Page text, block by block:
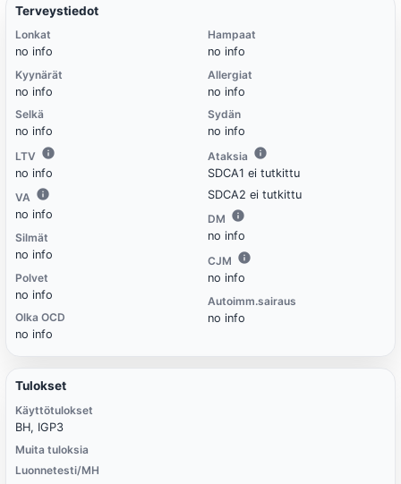
Terveystiedot
Lonkat
no info
Kyynärät
no info
Selkä
no info
LTV
no info
VA
no info
Silmät
no info
Polvet
no info
Olka OCD
no info
Hampaat
no info
Allergiat
no info
Sydän
no info
Ataksia
SDCA1 ei tutkittu
SDCA2 ei tutkittu
DM
no info
CJM
no info
Autoimm.sairaus
no info
Tulokset
Käyttötulokset
BH, IGP3
Muita tuloksia
Luonnetesti/MH